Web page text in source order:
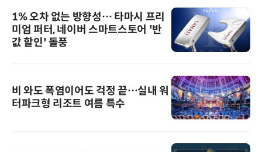
1% 오차 없는 방향성… 타마시 프리
미엄 퍼터, 네이버 스마트스토어 '반
값 할인' 돌풍
비 와도 폭염이어도 걱정 끝…실내 워
터파크형 리조트 여름 특수